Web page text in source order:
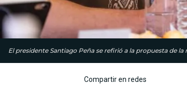
El presidente Santiago Peña se refirió a la propuesta de la
Compartir en redes